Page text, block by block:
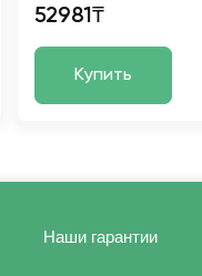
52981₸
Купить
Наши гарантии